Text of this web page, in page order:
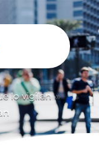
lo vigilan 9